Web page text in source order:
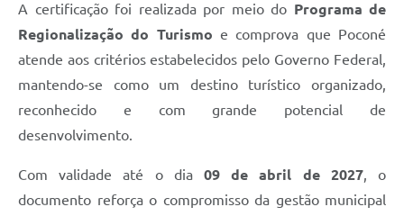
A certificação foi realizada por meio do Programa de
Regionalização do Turismo e comprova que Poconé
atende aos critérios estabelecidos pelo Governo Federal,
mantendo-se como um destino turístico organizado,
reconhecido e com grande potencial de
desenvolvimento.
Com validade até o dia 09 de abril de 2027, o
documento reforça o compromisso da gestão municipal